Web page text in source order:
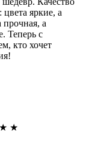
яркие, а
а
Теперь с
кто хочет
★ ★